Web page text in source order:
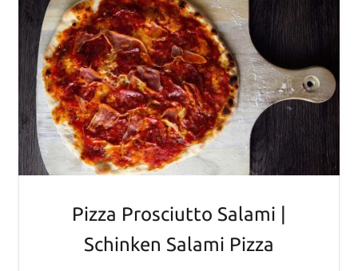
Pizza Prosciutto Salami |
Schinken Salami Pizza